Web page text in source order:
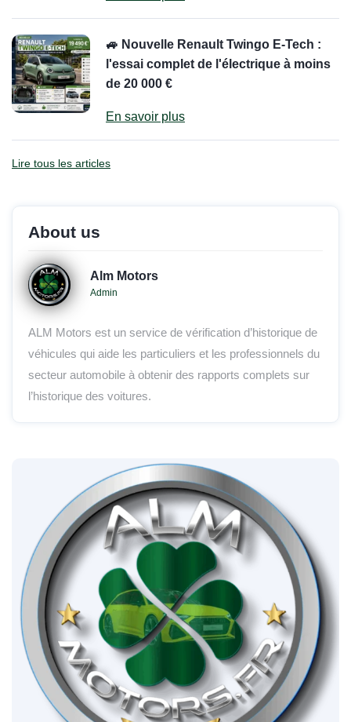
🚙 Nouvelle Renault Twingo E-Tech :
l'essai complet de l'électrique à moins
de 20 000 €
En savoir plus
Lire tous les articles
About us
Alm Motors
Admin
ALM Motors est un service de vérification d’historique de
véhicules qui aide les particuliers et les professionnels du
secteur automobile à obtenir des rapports complets sur
l’historique des voitures.